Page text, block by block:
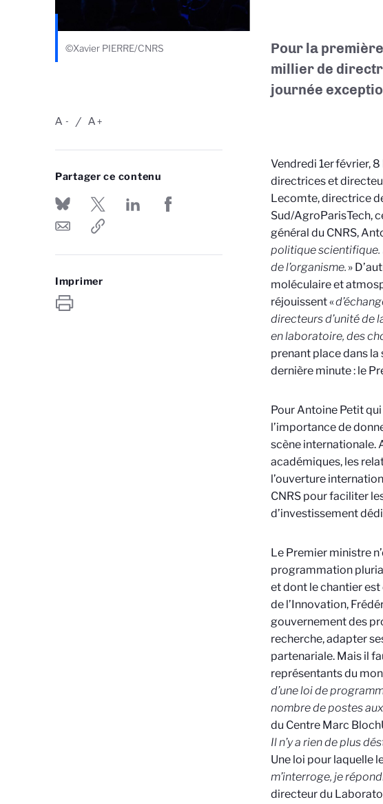
©Xavier PIERRE/CNRS
-
A +
A
Partager ce contenu
Imprimer
Pour la
millier de
journée
Vendredi 1er février,
directrices et
Lecomte, directrice
Sud/AgroParisTech,
général du CNRS,
politique scientifique.
de l’organisme. »
moléculaire et
réjouissent «
directeurs d’unité de
en laboratoire, des
prenant place dans
dernière minute : le
Pour Antoine Petit
l’importance de
scène internationale.
académiques, les
l’ouverture
CNRS pour faciliter
d’investissement
Le Premier ministre
programmation
et dont le chantier est
de l’Innovation,
gouvernement des
recherche, adapter
partenariale. Mais il
représentants du
d’une loi de
nombre de postes
du Centre Marc Bloch
Il n’y a rien de plus
Une loi pour laquelle
m’interroge, je
directeur du